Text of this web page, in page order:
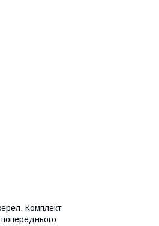
Комплект